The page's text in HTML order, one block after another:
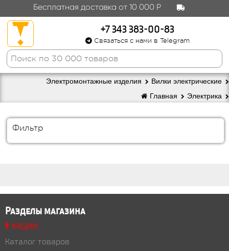
Бесплатная доставка от 10 000 Р
+7 343 383-00-83
Связаться с нами в Telegram
Вилки электрические
Электромонтажные изделия
Электрика
Главная
Фильтр
Разделы магазина
АКЦИИ
Каталог товаров